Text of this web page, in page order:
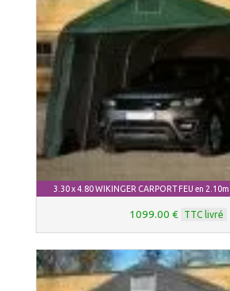
3.30 x 4.80 WIKINGER CARPORT FEU en
1099.00 € TTC livré